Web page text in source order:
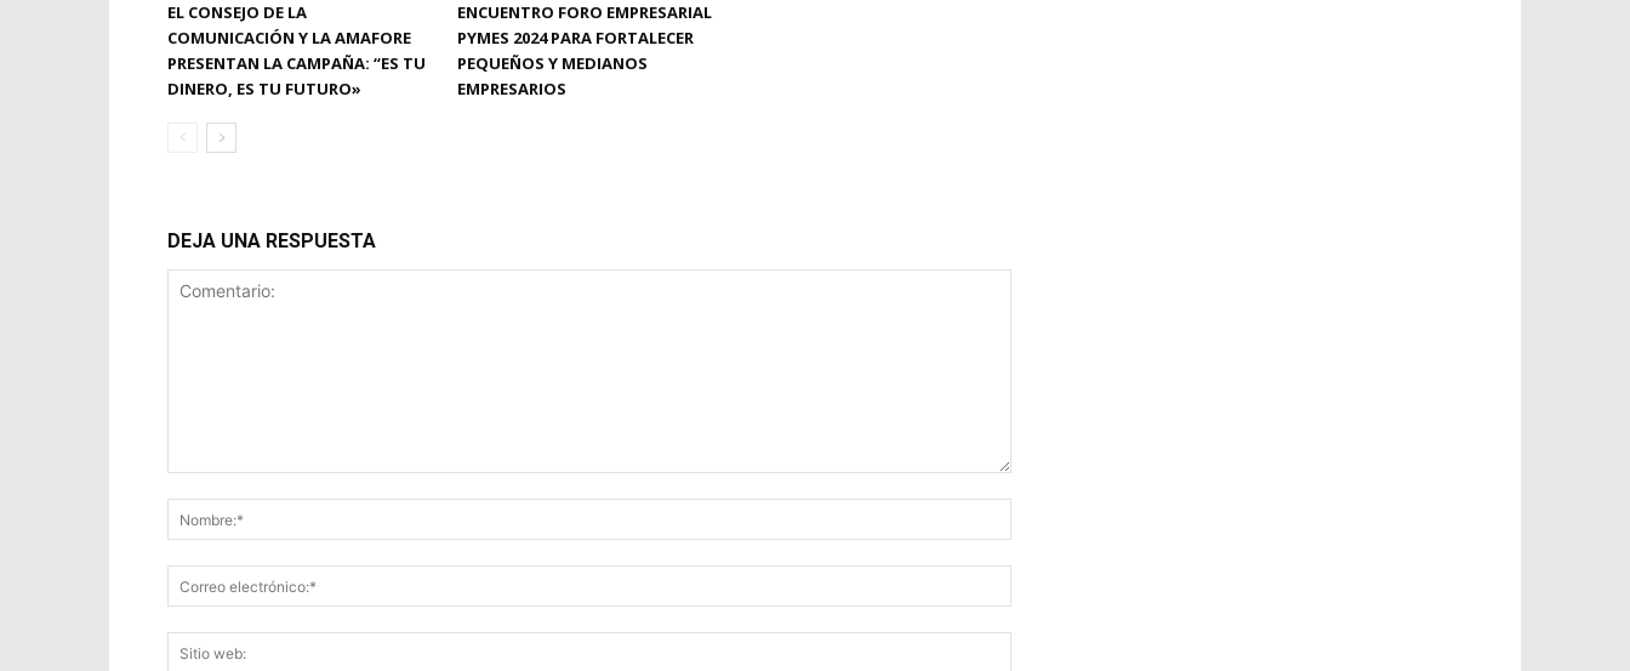
EL CONSEJO DE LA
COMUNICACIÓN Y LA AMAFORE
PRESENTAN LA CAMPAÑA: “ES TU
DINERO, ES TU FUTURO»
ENCUENTRO FORO EMPRESARIAL
PYMES 2024 PARA FORTALECER
PEQUEÑOS Y MEDIANOS
EMPRESARIOS
DEJA UNA RESPUESTA